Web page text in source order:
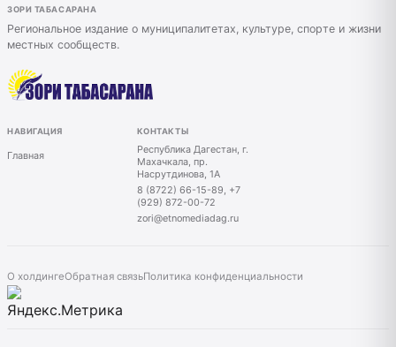
ЗОРИ ТАБАСАРАНА
Региональное издание о муниципалитетах, культуре, спорте и жизни
местных сообществ.
НАВИГАЦИЯ
Главная
КОНТАКТЫ
Республика Дагестан, г.
Махачкала, пр.
Насрутдинова, 1А
8 (8722) 66-15-89, +7
(929) 872-00-72
zori@etnomediadag.ru
О холдингеОбратная связьПолитика конфиденциальности